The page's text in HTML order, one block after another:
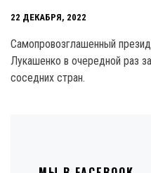
22 ДЕКАБРЯ, 2022
Самопровозглашенный
Лукашенко в очередной раз
соседних стран.